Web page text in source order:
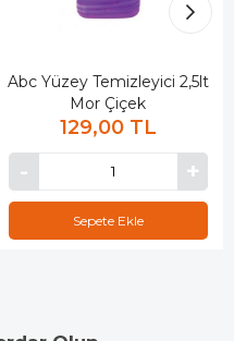
Abc Yüzey Temizleyici 2,5lt
Mor Çiçek
129,00 TL
Sepete Ekle